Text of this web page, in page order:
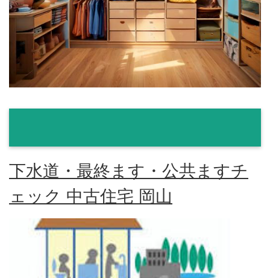
下水道・最終ます・公共ますチ
ェック 中古住宅 岡山